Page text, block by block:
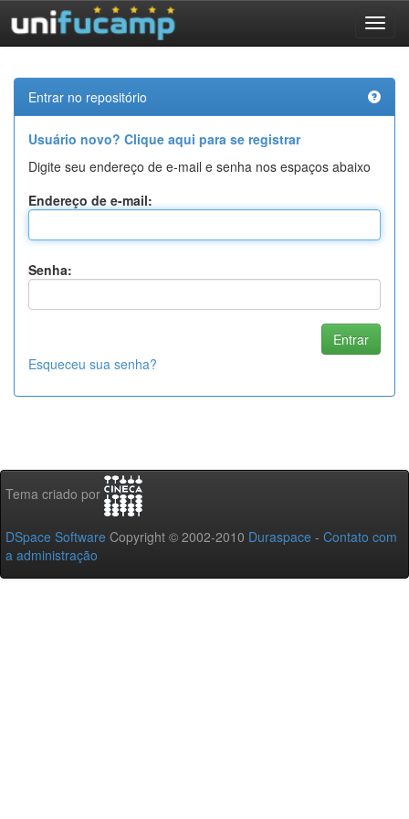
navigation
Entrar no repositório
Usuário novo? Clique aqui para se registrar
Digite seu endereço de e-mail e senha nos espaços abaixo
Endereço de e-mail:
Senha:
Esqueceu sua senha?
Tema criado por
DSpace Software Copyright © 2002-2010 Duraspace - Contato com
a administração